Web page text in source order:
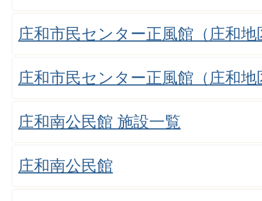
庄和市民センター正風館（庄和
庄和市民センター正風館（庄和地
庄和南公民館 施設一覧
庄和南公民館